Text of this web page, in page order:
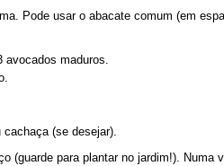
Pode usar o abacate comum (em
avocados maduros.
(se desejar).
(guarde para plantar no jardim!). Numa